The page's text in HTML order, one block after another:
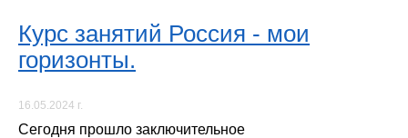
Курс занятий Россия - мои
горизонты.
16.05.2024 г.
Сегодня прошло заключительное